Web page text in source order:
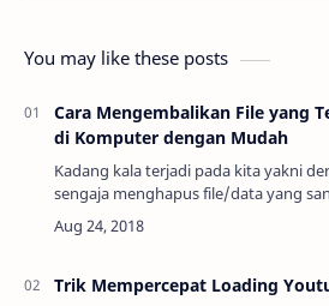
You may like these posts
Cara Mengembalikan File yang
di Komputer dengan Mudah
Kadang kala terjadi pada kita yakni
sengaja menghapus file/data yang
butuhkan. Apakah anda
panik, untuk masalah yang satu ini
Trik Mempercepat Loading